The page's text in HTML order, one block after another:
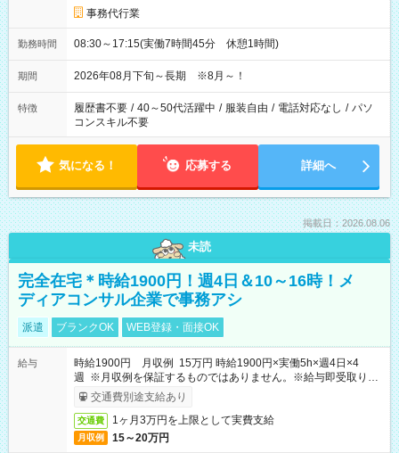
事務代行業
勤務時間 08:30～17:15(実働7時間45分 休憩1時間)
期間 2026年08月下旬～長期 ※8月～！
特徴 履歴書不要 / 40～50代活躍中 / 服装自由 / 電話対応なし / パソ
コンスキル不要
気になる！ 応募する 詳細へ
掲載日：2026.08.06
未読
完全在宅＊時給1900円！週4日＆10～16時！メ
ディアコンサル企業で事務アシ
派遣 ブランクOK WEB登録・面接OK
給与
時給1900円 月収例 15万円 時給1900円×実働5h×週4日×4
週 ※月収例を保証するものではありません。※給与即受取りサ
ービス利用可（利用条件有）
交通費別途支給あり
交通費 1ヶ月3万円を上限として実費支給
月収例 15～20万円